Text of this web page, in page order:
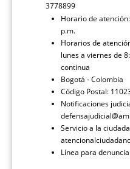
3778899
Horario de
p.m.
Horarios de
lunes a viernes de
continua
Bogotá - Colombia
Código Postal:
Notificaciones
Servicio a la
Línea para